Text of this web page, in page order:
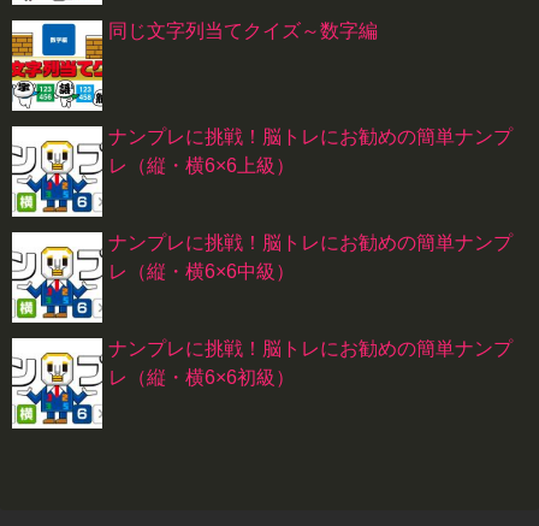
同じ文字列当てクイズ～数字編
ナンプレに挑戦！脳トレにお勧めの簡単ナンプ
レ（縦・横6×6上級）
ナンプレに挑戦！脳トレにお勧めの簡単ナンプ
レ（縦・横6×6中級）
ナンプレに挑戦！脳トレにお勧めの簡単ナンプ
レ（縦・横6×6初級）